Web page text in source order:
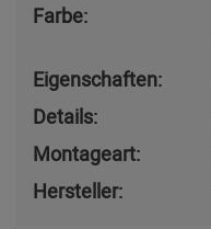
Farbe:
Eigenschaften:
Details:
Montageart:
Hersteller: